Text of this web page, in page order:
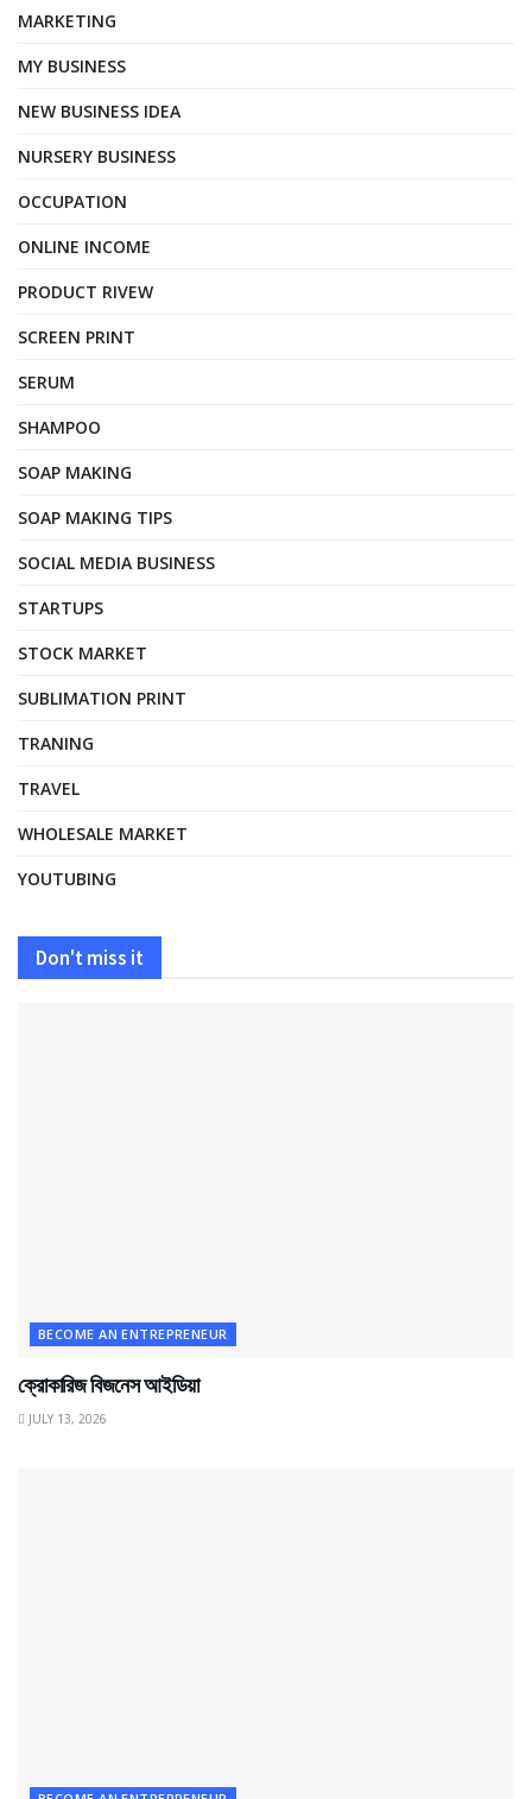
MARKETING
MY BUSINESS
NEW BUSINESS IDEA
NURSERY BUSINESS
OCCUPATION
ONLINE INCOME
PRODUCT RIVEW
SCREEN PRINT
SERUM
SHAMPOO
SOAP MAKING
SOAP MAKING TIPS
SOCIAL MEDIA BUSINESS
STARTUPS
STOCK MARKET
SUBLIMATION PRINT
TRANING
TRAVEL
WHOLESALE MARKET
YOUTUBING
Don't miss it
BECOME AN ENTREPRENEUR
ক্রোকারিজ বিজনেস আইডিয়া
JULY 13, 2026